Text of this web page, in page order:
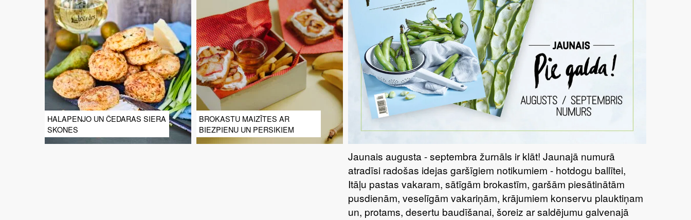
HALAPENJO UN ČEDARAS SIERA
SKONES
BROKASTU MAIZĪTES AR
BIEZPIENU UN PERSIKIEM
Jaunais augusta - septembra žurnāls ir klāt! Jaunajā numurā
atradīsi radošas idejas garšīgiem notikumiem - hotdogu ballītei,
Itāļu pastas vakaram, sātīgām brokastīm, garšām piesātinātām
pusdienām, veselīgām vakariņām, krājumiem konservu plauktiņam
un, protams, desertu baudīšanai, šoreiz ar saldējumu galvenajā